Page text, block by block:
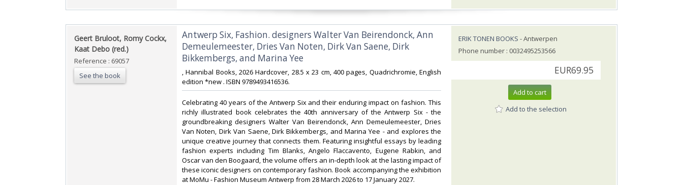
‎Geert Bruloot, Romy Cockx,
Kaat Debo (red.)‎
Reference : 69057
See the book
‎Antwerp Six, Fashion. designers Walter Van Beirendonck, Ann
Demeulemeester, Dries Van Noten, Dirk Van Saene, Dirk
Bikkembergs, and Marina Yee‎
‎, Hannibal Books, 2026 Hardcover, 28.5 x 23 cm, 400 pages, Quadrichromie, English
edition *new . ISBN 9789493416536.‎
‎Celebrating 40 years of the Antwerp Six and their enduring impact on fashion. This
richly illustrated book celebrates the 40th anniversary of the Antwerp Six - the
groundbreaking designers Walter Van Beirendonck, Ann Demeulemeester, Dries
Van Noten, Dirk Van Saene, Dirk Bikkembergs, and Marina Yee - and explores the
unique creative journey that connects them. Featuring insightful essays by leading
fashion experts including Tim Blanks, Angelo Flaccavento, Eugene Rabkin, and
Oscar van den Boogaard, the volume offers an in-depth look at the lasting impact of
these iconic designers on contemporary fashion. Book accompanying the exhibition
at MoMu - Fashion Museum Antwerp from 28 March 2026 to 17 January 2027.‎
ERIK TONEN BOOKS - Antwerpen
Phone number : 0032495253566
EUR69.95
Add to cart
Add to the selection